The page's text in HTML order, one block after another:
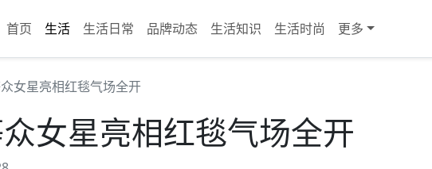
首页 生活 生活日常 品牌动态 生活知识 生活时尚 更多
女星亮相红毯气场全开
女星亮相红毯气场全开